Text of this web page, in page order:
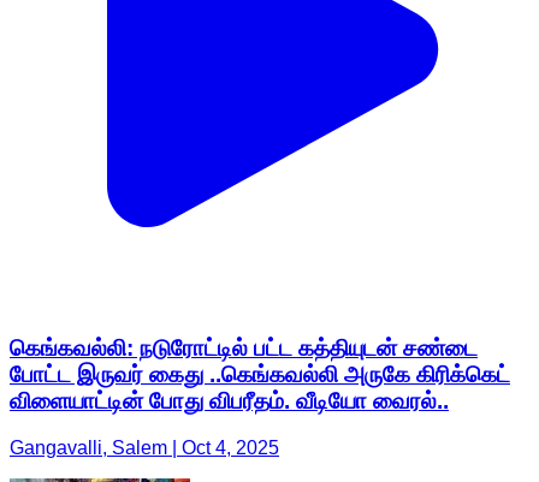
கெங்கவல்லி: நடுரோட்டில் பட்ட கத்தியுடன் சண்டை
போட்ட இருவர் கைது ..கெங்கவல்லி அருகே கிரிக்கெட்
விளையாட்டின் போது விபரீதம். வீடியோ வைரல்..
Gangavalli, Salem | Oct 4, 2025